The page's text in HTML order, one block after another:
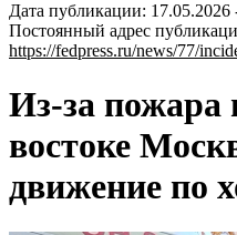
Дата публикации: 17.05.2026
Постоянный адрес
https://fedpress.ru/news/77/
Из-за пожара
востоке
движение по